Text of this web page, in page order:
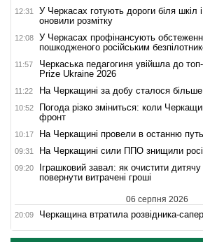
12:31
У Черкасах готують дороги біля шкіл
оновили розмітку
12:08
У Черкасах профінансують
пошкодженого російським
11:57
Черкаська педагогиня увійшла до
Prize Ukraine 2026
11:22 На Черкащині за добу сталося
10:52
Погода різко зміниться: коли
фронт
10:17 На Черкащині провели в останню
09:31 На Черкащині сили ППО знищили
09:20
Іграшковий завал: як очистити дитячу
повернути витрачені гроші
06 серпня 2026
20:09 Черкащина втратила розвідника-